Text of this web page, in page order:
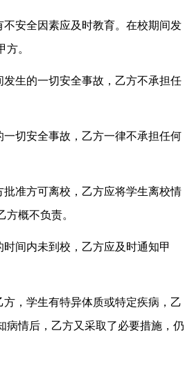
安全因素应及时教育。在校期间发
。
生的一切安全事故，乙方不承担任
切安全事故，乙方一律不承担任何
准方可离校，乙方应将学生离校情
概不负责。
间内未到校，乙方应及时通知甲
，学生有特异体质或特定疾病，乙
病情后，乙方又采取了必要措施，仍